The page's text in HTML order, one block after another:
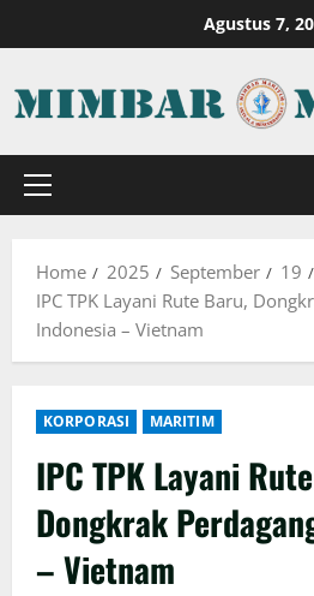
to
Agustus 7,
Primary
Home 2025 September
19
IPC TPK Layani Rute Baru,
Indonesia – Vietnam
KORPORASI MARITIM
IPC TPK Layani
Dongkrak
– Vietnam